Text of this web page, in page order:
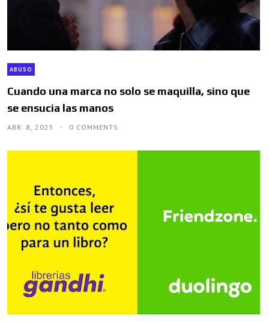
ABUSO
Cuando una marca no solo se maquilla, sino que
se ensucia las manos
ABR. 8, 2025 0 COMMENTS